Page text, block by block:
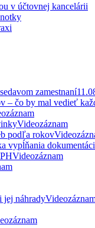
v účtovnej kancelárii
zamestnaní
– čo by mal vedieť
Videozáznam
podľa rokov
vypĺňania
Videozáznam
jej náhrady